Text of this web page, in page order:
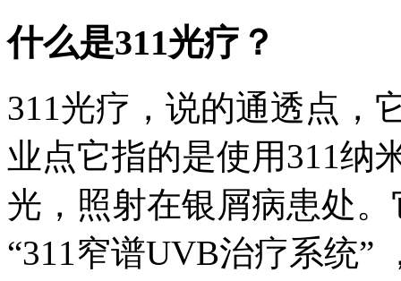
什么是311光疗？
311光疗，说的通透点，
业点它指的是使用311纳
光，照射在银屑病患处
“311窄谱UVB治疗系统”